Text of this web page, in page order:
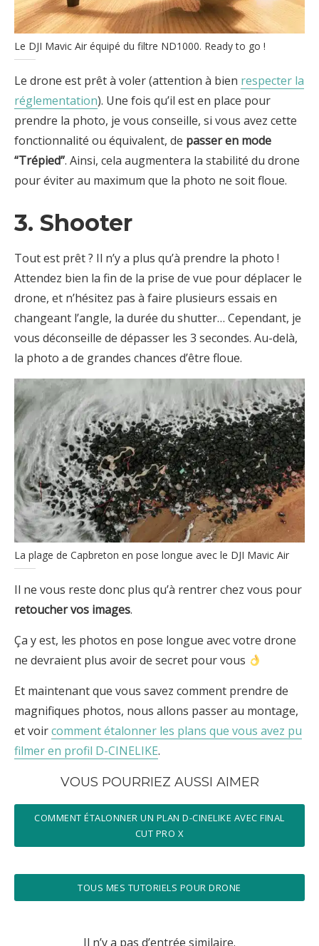
Le DJI Mavic Air équipé du filtre ND1000. Ready to go !
Le drone est prêt à voler (attention à bien respecter la
réglementation). Une fois qu’il est en place pour
prendre la photo, je vous conseille, si vous avez cette
fonctionnalité ou équivalent, de passer en mode
“Trépied”. Ainsi, cela augmentera la stabilité du drone
pour éviter au maximum que la photo ne soit floue.
3. Shooter
Tout est prêt ? Il n’y a plus qu’à prendre la photo !
Attendez bien la fin de la prise de vue pour déplacer le
drone, et n’hésitez pas à faire plusieurs essais en
changeant l’angle, la durée du shutter… Cependant, je
vous déconseille de dépasser les 3 secondes. Au-delà,
la photo a de grandes chances d’être floue.
La plage de Capbreton en pose longue avec le DJI Mavic Air
Il ne vous reste donc plus qu’à rentrer chez vous pour
retoucher vos images.
Ça y est, les photos en pose longue avec votre drone
ne devraient plus avoir de secret pour vous
Et maintenant que vous savez comment prendre de
magnifiques photos, nous allons passer au montage,
et voircomment étalonner les plans que vous avez pu
filmer en profil D-CINELIKE.
VOUS POURRIEZ AUSSI AIMER
COMMENT ÉTALONNER UN PLAN D-CINELIKE AVEC FINAL
CUT PRO X
TOUS MES TUTORIELS POUR DRONE
Il n’y a pas d’entrée similaire.